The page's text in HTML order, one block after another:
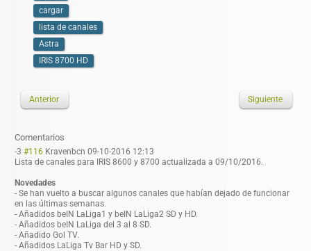
cargar
lista de canales
Astra
IRIS 8700 HD
Anterior Siguiente
Comentarios
-3 #116 Kravenbcn 09-10-2016 12:13
Lista de canales para IRIS 8600 y 8700 actualizada a 09/10/2016.
Novedades
- Se han vuelto a buscar algunos canales que habían dejado de funcionar
en las últimas semanas.
- Añadidos beIN LaLiga1 y beIN LaLiga2 SD y HD.
- Añadidos beIN LaLiga del 3 al 8 SD.
- Añadido Gol TV.
- Añadidos LaLiga Tv Bar HD y SD.